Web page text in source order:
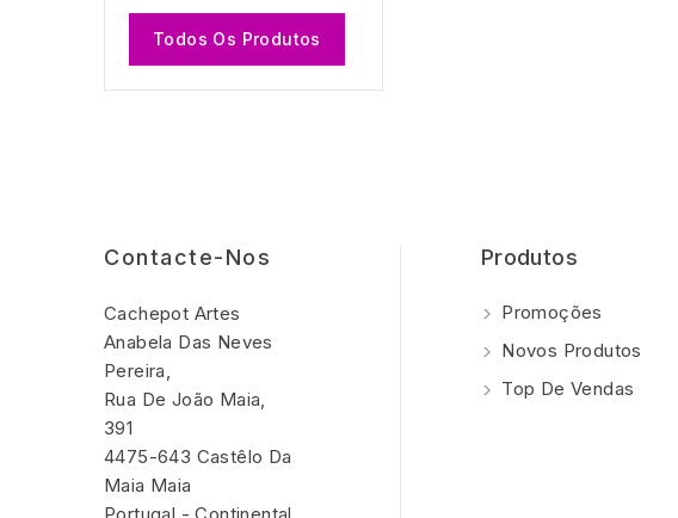
Todos Os Produtos
Contacte-Nos
Cachepot Artes
Anabela Das Neves
Pereira,
Rua De João Maia,
391
4475-643 Castêlo Da
Maia Maia
Produtos
Promoções
Novos Produtos
Top De Vendas